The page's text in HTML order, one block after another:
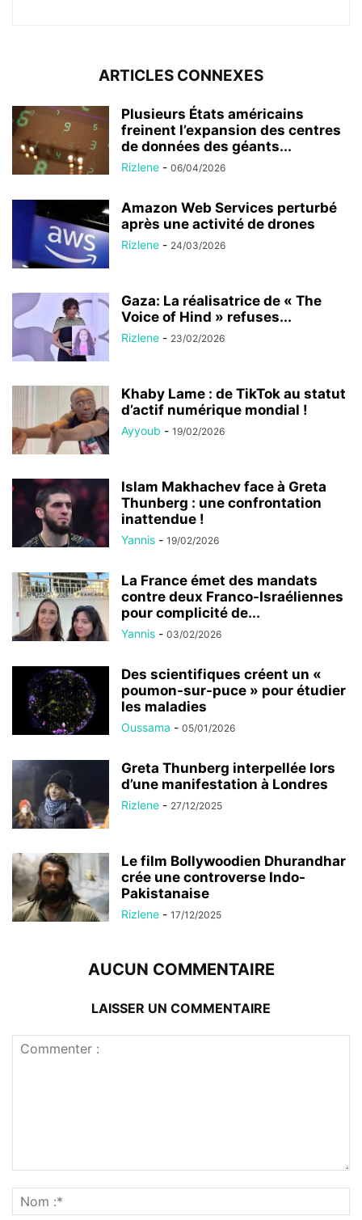
ARTICLES CONNEXES
Plusieurs États américains
freinent l’expansion des centres
de données des géants...
Rizlene - 06/04/2026
Amazon Web Services perturbé
après une activité de drones
Rizlene - 24/03/2026
Gaza: La réalisatrice de « The
Voice of Hind » refuses...
Rizlene - 23/02/2026
Khaby Lame : de TikTok au statut
d’actif numérique mondial !
Ayyoub - 19/02/2026
Islam Makhachev face à Greta
Thunberg : une confrontation
inattendue !
Yannis - 19/02/2026
La France émet des mandats
contre deux Franco-Israéliennes
pour complicité de...
Yannis - 03/02/2026
Des scientifiques créent un «
poumon-sur-puce » pour étudier
les maladies
Oussama - 05/01/2026
Greta Thunberg interpellée lors
d’une manifestation à Londres
Rizlene - 27/12/2025
Le film Bollywoodien Dhurandhar
crée une controverse Indo-
Pakistanaise
Rizlene - 17/12/2025
AUCUN COMMENTAIRE
LAISSER UN COMMENTAIRE